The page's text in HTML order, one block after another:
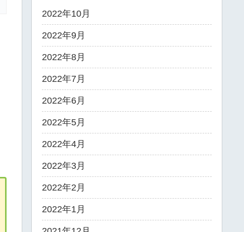
2022年10月
2022年9月
2022年8月
2022年7月
2022年6月
2022年5月
2022年4月
2022年3月
2022年2月
2022年1月